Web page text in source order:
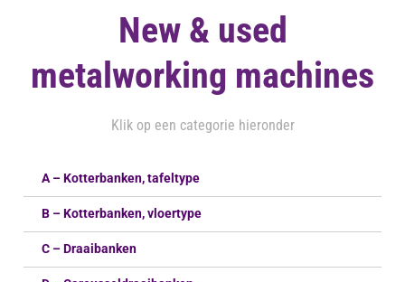
New & used
metalworking machines
Klik op een categorie hieronder
A – Kotterbanken, tafeltype
B – Kotterbanken, vloertype
C – Draaibanken